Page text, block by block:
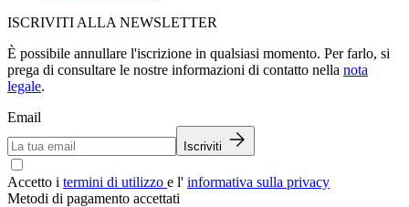
ISCRIVITI ALLA NEWSLETTER
È possibile annullare l'iscrizione in qualsiasi momento. Per farlo, si
prega di consultare le nostre informazioni di contatto nella nota
legale.
Email
Iscriviti
Accetto i termini di utilizzo e l' informativa sulla privacy
Metodi di pagamento accettati